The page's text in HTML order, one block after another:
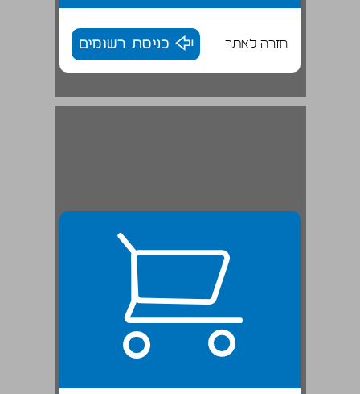
חזרה לאתר כניסת רשומים